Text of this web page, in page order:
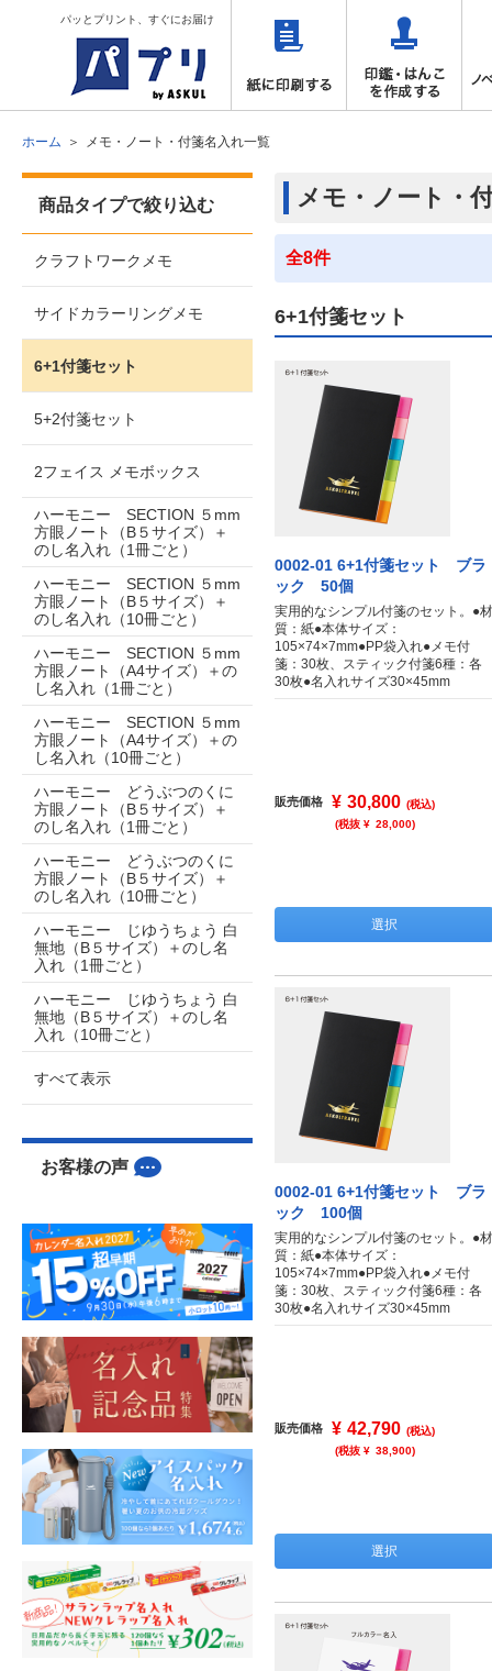
パッとプリント、すぐにお届け
ホーム メモ・ノート・付箋名入れ一覧
メモ・ノート・
全8件
6+1付箋セット
0002-01 6+1付箋セット ブラ
ック 50個
実用的なシンプル付箋のセット。●材
質：紙●本体サイズ：
105×74×7mm●PP袋入れ●メモ付
箋：30枚、スティック付箋6種：各
30枚●名入れサイズ30×45mm
販売価格 ¥ 30,800 (税込)
(税抜 ¥ 28,000)
選択
0002-01 6+1付箋セット ブラ
ック 100個
実用的なシンプル付箋のセット。●材
質：紙●本体サイズ：
105×74×7mm●PP袋入れ●メモ付
箋：30枚、スティック付箋6種：各
30枚●名入れサイズ30×45mm
販売価格 ¥ 42,790 (税込)
(税抜 ¥ 38,900)
選択
商品タイプで絞り込む
クラフトワークメモ
サイドカラーリングメモ
6+1付箋セット
5+2付箋セット
2フェイス メモボックス
ハーモニー SECTION ５mm
方眼ノート（B５サイズ）＋
のし名入れ（1冊ごと）
ハーモニー SECTION ５mm
方眼ノート（B５サイズ）＋
のし名入れ（10冊ごと）
ハーモニー SECTION ５mm
方眼ノート（A4サイズ）＋の
し名入れ（1冊ごと）
ハーモニー SECTION ５mm
方眼ノート（A4サイズ）＋の
し名入れ（10冊ごと）
ハーモニー どうぶつのくに
方眼ノート（B５サイズ）＋
のし名入れ（1冊ごと）
ハーモニー どうぶつのくに
方眼ノート（B５サイズ）＋
のし名入れ（10冊ごと）
ハーモニー じゆうちょう 白
無地（B５サイズ）＋のし名
入れ（1冊ごと）
ハーモニー じゆうちょう 白
無地（B５サイズ）＋のし名
入れ（10冊ごと）
すべて表示
お客様の声